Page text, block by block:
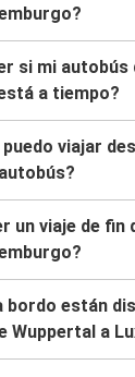
si mi autobús
a tiempo?
viajar
un viaje de fin
bordo están
Wuppertal a